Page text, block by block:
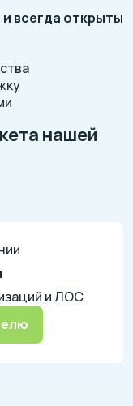
всегда открыты
нашей
и ЛОС